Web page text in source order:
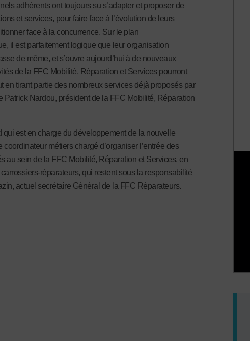
adhérents ont toujours su s’adapter et proposer de
et services, pour faire face à l’évolution de leurs
face à la concurrence. Sur le plan
il est parfaitement logique que leur organisation
de même, et s’ouvre aujourd’hui à de nouveaux
de la FFC Mobilité, Réparation et Services pourront
en tirant partie des nombreux services déjà proposés par
Patrick Nardou, président de la FFC Mobilité, Réparation
qui est en charge du développement de la nouvelle
coordinateur métiers chargé d’organiser l’entrée des
au sein de la FFC Mobilité, Réparation et Services, en
réparateurs, qui restent sous la responsabilité
actuel secrétaire Général de la FFC Réparateurs.